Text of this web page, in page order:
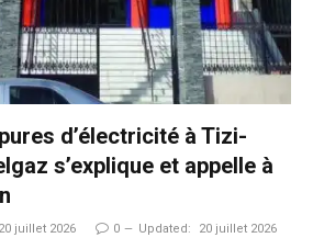
d’électricité à Tizi-
s’explique et appelle à
20 juillet 2026 0 Updated: 20 juillet 2026